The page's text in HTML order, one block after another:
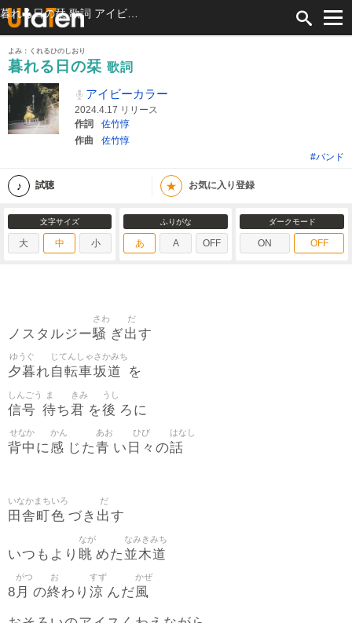
よみ：くれるひのしおり
暮れる日の栞 歌詞
アイビーカラー
2024.4.17 リリース
作詞
佐竹惇
作曲
佐竹惇
#バンド
試聴 ★ お気に入り登録
文字サイズ
大 中 小
ふりがな
あ A OFF
ダークモード
ON OFF
ノスタルジー騒
さわ
ぎ出
だ
す
夕暮
ゆうぐ
れ自転車
じてんしゃ
坂道
さかみち
を
信号
しんごう
待
ま
ち君
きみ
を後
うし
ろに
背中
せなか
に感
かん
じた青
あお
い 日々
ひび
の話
はなし
田舎町
いなかまち
色
いろ
づき 出
だ
す
いつもより 眺
なが
めた 並木道
なみきみち
8 月
がつ
の終
お
わり 涼
すず
んだ風
かぜ